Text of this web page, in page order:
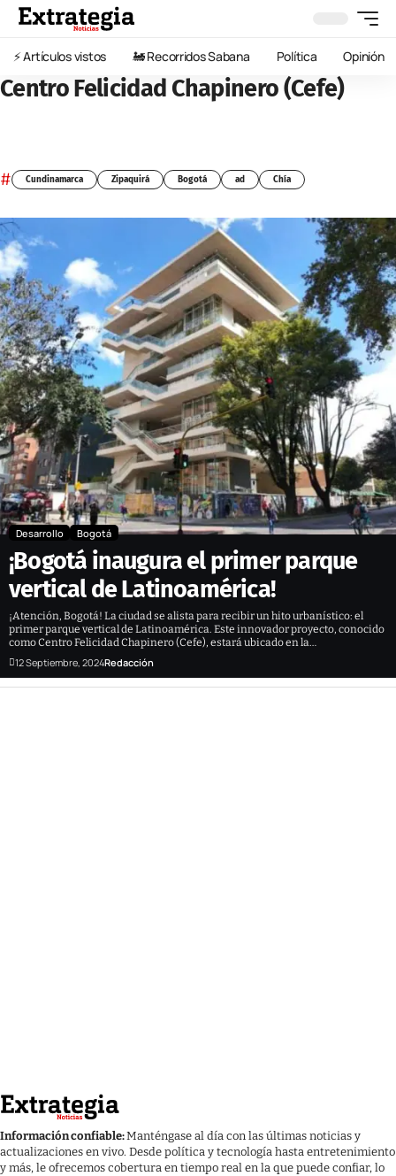
⚡️ Artículos vistos 🚂 Recorridos Sabana Política Opinión
Centro Felicidad Chapinero (Cefe)
# Cundinamarca Zipaquirá Bogotá ad Chía
Desarrollo Bogotá
¡Bogotá inaugura el primer parque
vertical de Latinoamérica!
¡Atención, Bogotá! La ciudad se alista para recibir un hito urbanístico: el
primer parque vertical de Latinoamérica. Este innovador proyecto, conocido
como Centro Felicidad Chapinero (Cefe), estará ubicado en la…
12 Septiembre, 2024Redacción
Información confiable:Manténgase al día con las últimas noticias y
actualizaciones en vivo. Desde política y tecnología hasta entretenimiento
y más, le ofrecemos cobertura en tiempo real en la que puede confiar, lo